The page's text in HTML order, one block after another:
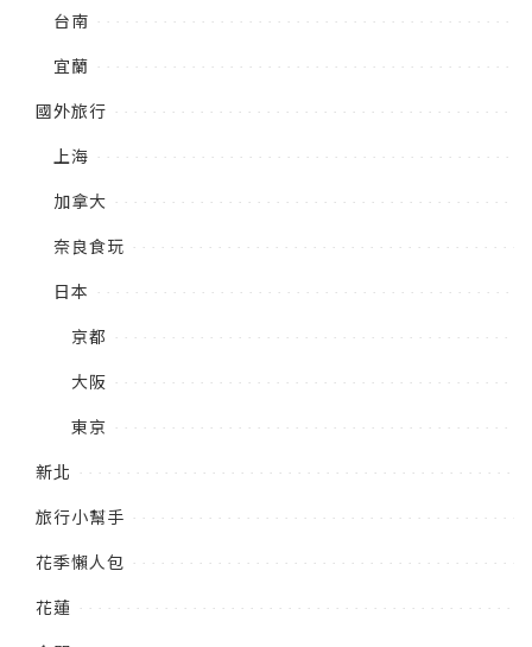
台南
宜蘭
國外旅行
上海
加拿大
奈良食玩
日本
京都
大阪
東京
新北
旅行小幫手
花季懶人包
花蓮